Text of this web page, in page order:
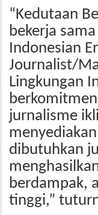
“Kedutaan
bekerja
Indonesian
Journalist/
Lingkungan
jurnalisme
dibutuhkan
berdampak,
tinggi,”